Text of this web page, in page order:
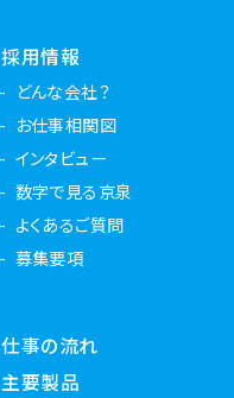
採用情報
どんな会社？
お仕事相関図
インタビュー
数字で見る京泉
よくあるご質問
募集要項
仕事の流れ
主要製品